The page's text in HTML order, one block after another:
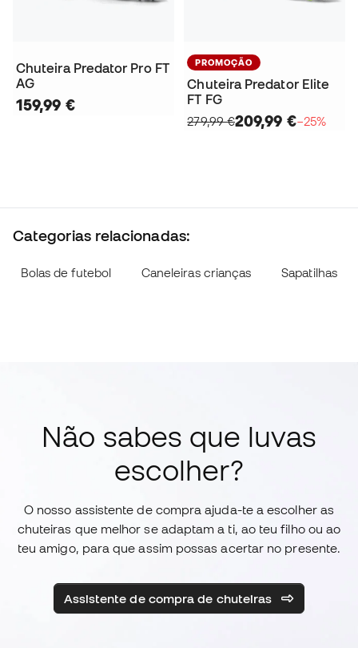
Chuteira Predator Pro FT
AG
159,99 €
PROMOÇÃO
Chuteira Predator Elite
FT FG
279,99 €209,99 €−25%
Categorias relacionadas:
Bolas de futebol Caneleiras crianças Sapatilhas
Não sabes que luvas
escolher?
O nosso assistente de compra ajuda-te a escolher as
chuteiras que melhor se adaptam a ti, ao teu filho ou ao
teu amigo, para que assim possas acertar no presente.
Assistente de compra de chuteiras